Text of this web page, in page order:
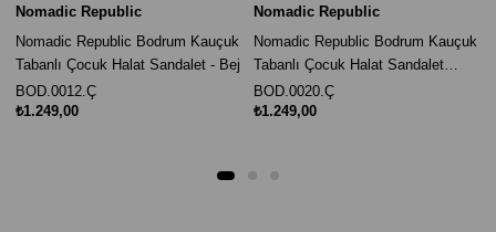
Nomadic Republic
Nomadic Republic Bodrum Kauçuk
Tabanlı Çocuk Halat Sandalet - Bej
BOD.0012.Ç
₺1.249,00
Nomadic Republic
Nomadic Republic Bodrum Kauçuk
Tabanlı Çocuk Halat Sandalet
Siyah
BOD.0020.Ç
₺1.249,00